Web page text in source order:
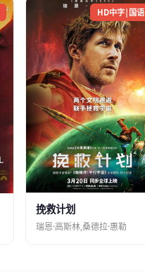
HD中字|国语
挽救计划
瑞恩·高斯林,桑德拉·惠勒